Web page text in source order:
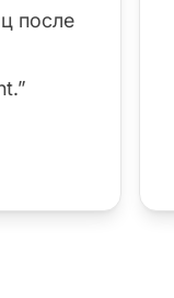
после